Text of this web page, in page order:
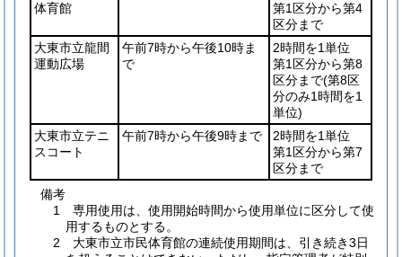
体育館
第1区分から第4
区分まで
大東市立龍間
運動広場
午前7時から午後10時ま
で
2時間を1単位
第1区分から第8
区分まで(第8区
分のみ1時間を1
単位)
大東市立テニ
スコート
午前7時から午後9時まで
2時間を1単位
第1区分から第7
区分まで
備考
1 専用使用は、使用開始時間から使用単位に区分して使
用するものとする。
2 大東市立市民体育館の連続使用期間は、引き続き3日